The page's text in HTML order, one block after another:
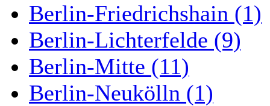
Berlin-Friedrichshain (1)
Berlin-Lichterfelde (9)
Berlin-Mitte (11)
Berlin-Neukölln (1)